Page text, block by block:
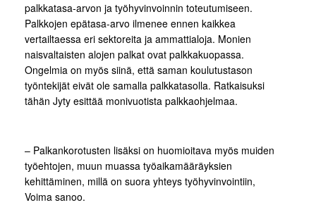
palkkatasa-arvon ja työhyvinvoinnin toteutumiseen.
Palkkojen epätasa-arvo ilmenee ennen kaikkea
vertailtaessa eri sektoreita ja ammattialoja. Monien
naisvaltaisten alojen palkat ovat palkkakuopassa.
Ongelmia on myös siinä, että saman koulutustason
työntekijät eivät ole samalla palkkatasolla. Ratkaisuksi
tähän Jyty esittää monivuotista palkkaohjelmaa.
– Palkankorotusten lisäksi on huomioitava myös muiden
työehtojen, muun muassa työaikamääräyksien
kehittäminen, millä on suora yhteys työhyvinvointiin,
Voima sanoo.